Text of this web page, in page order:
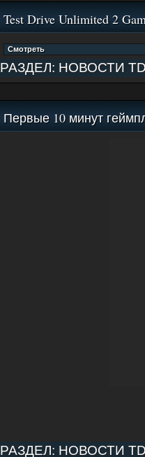
Test Drive Unlimited 2
РАЗДЕЛ: НОВОСТИ
Первые 10 минут
РАЗДЕЛ: НОВОСТИ